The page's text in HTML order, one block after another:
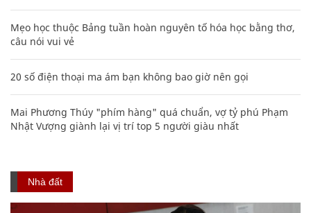
Mẹo học thuộc Bảng tuần hoàn nguyên tố hóa học bằng thơ,
câu nói vui vẻ
20 số điện thoại ma ám bạn không bao giờ nên gọi
Mai Phương Thúy "phím hàng" quá chuẩn, vợ tỷ phú Phạm
Nhật Vượng giành lại vị trí top 5 người giàu nhất
Nhà đất